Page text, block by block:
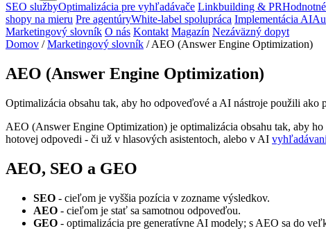
SEO službyOptimalizácia pre vyhľadávače Linkbuilding & PR
shopy na mieru Pre agentúryWhite-label spolupráca Implementácia AI
Marketingový slovník O nás Kontakt Magazín Nezáväzný dopyt
Domov / Marketingový slovník /AEO (Answer Engine Optimization)
AEO (Answer Engine Optimization)
Optimalizácia obsahu tak, aby ho odpoveďové a AI nástroje použili ako
AEO (Answer Engine Optimization) je optimalizácia obsahu tak, aby ho
hotovej odpovedi - či už v hlasových asistentoch, alebo v AI
AEO, SEO a GEO
SEO - cieľom je vyššia pozícia v zozname výsledkov.
AEO - cieľom je stať sa samotnou odpoveďou.
GEO - optimalizácia pre generatívne AI modely; s AEO sa do